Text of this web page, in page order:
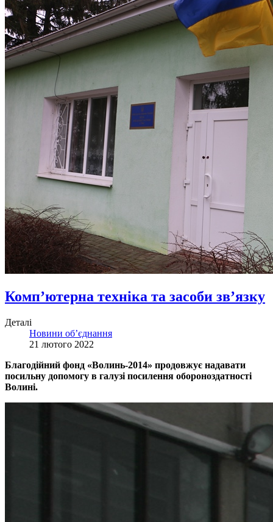
Комп’ютерна техніка та засоби зв’язку
Деталі
Новини об’єднання
21 лютого 2022
Благодійний фонд «Волинь-2014» продовжує надавати
посильну допомогу в галузі посилення обороноздатності
Волині.